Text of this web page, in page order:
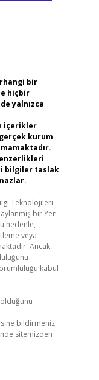
bir
hiçbir
yalnızca
içerikler
kurum
bilgiler taslak
Teknolojileri
bir Yer
nedenle,
veya
Ancak,
kabul
bildirmeniz
sitemizden